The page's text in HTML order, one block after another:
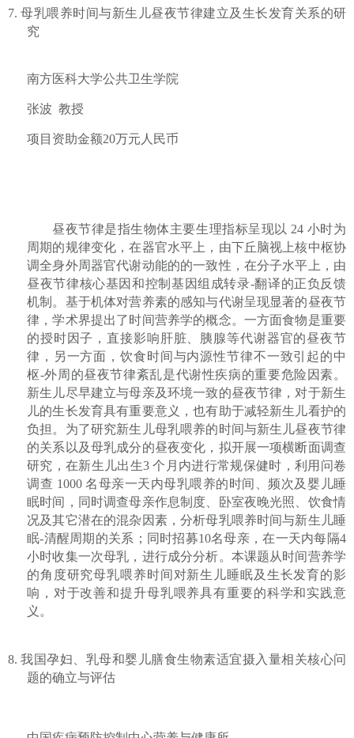
7.母乳喂养时间与新生儿昼夜节律建立及生长发育关系的研
究
南方医科大学公共卫生学院
张波 教授
项目资助金额20万元人民币
昼夜节律是指生物体主要生理指标呈现以 24 小时为
周期的规律变化，在器官水平上，由下丘脑视上核中枢协
调全身外周器官代谢动能的的一致性，在分子水平上，由
昼夜节律核心基因和控制基因组成转录-翻译的正负反馈
机制。基于机体对营养素的感知与代谢呈现显著的昼夜节
律，学术界提出了时间营养学的概念。一方面食物是重要
的授时因子，直接影响肝脏、胰腺等代谢器官的昼夜节
律，另一方面，饮食时间与内源性节律不一致引起的中
枢-外周的昼夜节律紊乱是代谢性疾病的重要危险因素。
新生儿尽早建立与母亲及环境一致的昼夜节律，对于新生
儿的生长发育具有重要意义，也有助于减轻新生儿看护的
负担。为了研究新生儿母乳喂养的时间与新生儿昼夜节律
的关系以及母乳成分的昼夜变化，拟开展一项横断面调查
研究，在新生儿出生3个月内进行常规保健时，利用问卷
调查 1000名母亲一天内母乳喂养的时间、频次及婴儿睡
眠时间，同时调查母亲作息制度、卧室夜晚光照、饮食情
况及其它潜在的混杂因素，分析母乳喂养时间与新生儿睡
眠-清醒周期的关系；同时招募10名母亲，在一天内每隔4
小时收集一次母乳，进行成分分析。本课题从时间营养学
的角度研究母乳喂养时间对新生儿睡眠及生长发育的影
响，对于改善和提升母乳喂养具有重要的科学和实践意
义。
8.我国孕妇、乳母和婴儿膳食生物素适宜摄入量相关核心问
题的确立与评估